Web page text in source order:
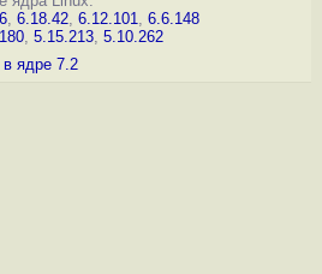
, 6.18.42, 6.12.101, 6.6.148
, 5.15.213, 5.10.262
в ядре 7.2